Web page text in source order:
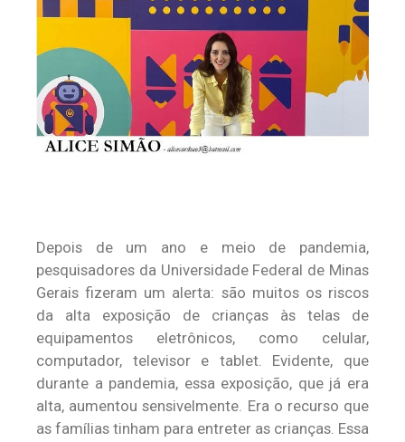
Depois de um ano e meio de pandemia,
pesquisadores da Universidade Federal de Minas
Gerais fizeram um alerta: são muitos os riscos
da alta exposição de crianças às telas de
equipamentos eletrônicos, como celular,
computador, televisor e tablet. Evidente, que
durante a pandemia, essa exposição, que já era
alta, aumentou sensivelmente. Era o recurso que
as famílias tinham para entreter as crianças. Essa